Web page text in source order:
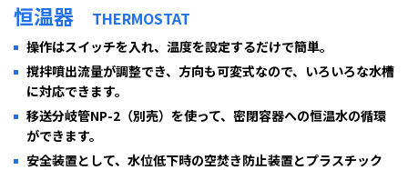
恒温器 THERMOSTAT
操作はスイッチを入れ、温度を設定するだけで簡単。
撹拌噴出流量が調整でき、方向も可変式なので、いろいろな水槽
に対応できます。
移送分岐管NP-2（別売）を使って、密閉容器への恒温水の循環
ができます。
安全装置として、水位低下時の空焚き防止装置とプラスチック